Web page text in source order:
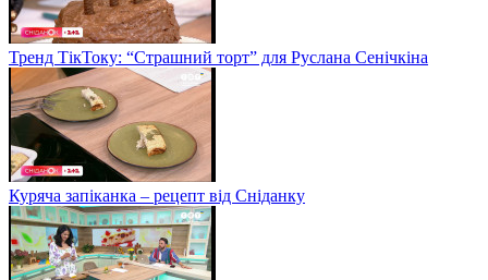
Тренд ТікТоку: “Страшний торт” для Руслана Сенічкіна
Куряча запіканка – рецепт від Сніданку